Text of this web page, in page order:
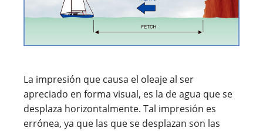
La impresión que causa el oleaje al ser
apreciado en forma visual, es la de agua que se
desplaza horizontalmente. Tal impresión es
errónea, ya que las que se desplazan son las